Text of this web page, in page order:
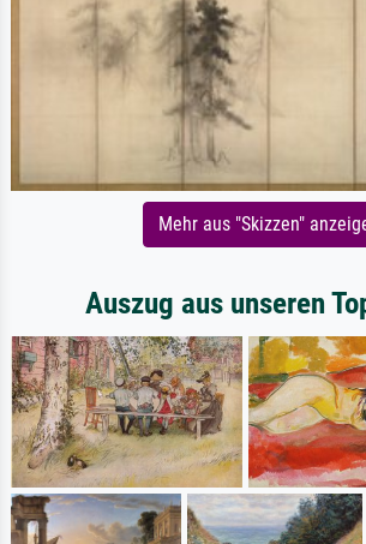
Mehr aus "Skizzen"
Auszug aus unseren